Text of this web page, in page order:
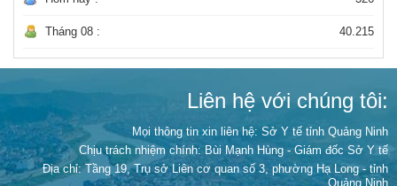
Tháng 08 : 40.215
Liên hệ với chúng tôi:
Mọi thông tin xin liên hệ: Sở Y tế tỉnh Quảng Ninh
Chịu trách nhiệm chính: Bùi Mạnh Hùng - Giám đốc Sở Y tế
Địa chỉ: Tầng 19, Trụ sở Liên cơ quan số 3, phường Hạ Long - tỉnh
Quảng Ninh